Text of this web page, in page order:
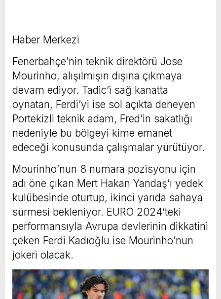
Haber Merkezi
Fenerbahçe’nin teknik direktörü Jose
Mourinho, alışılmışın dışına çıkmaya
devam ediyor. Tadic’i sağ kanatta
oynatan, Ferdi’yi ise sol açıkta deneyen
Portekizli teknik adam, Fred’in sakatlığı
nedeniyle bu bölgeyi kime emanet
edeceği konusunda çalışmalar yürütüyor.
Mourinho’nun 8 numara pozisyonu için
adı öne çıkan Mert Hakan Yandaş’ı yedek
kulübesinde oturtup, ikinci yarıda sahaya
sürmesi bekleniyor. EURO 2024’teki
performansıyla Avrupa devlerinin dikkatini
çeken Ferdi Kadıoğlu ise Mourinho’nun
jokeri olacak.